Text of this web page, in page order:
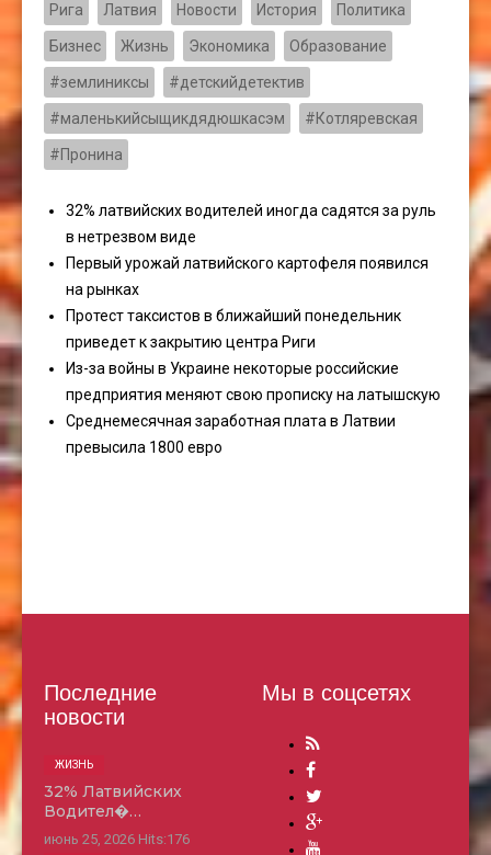
Рига Латвия Новости История Политика
Бизнес Жизнь Экономика Образование
#землиниксы #детскийдетектив
#маленькийсыщикдядюшкасэм #Котляревская
#Пронина
32% латвийских водителей иногда садятся за руль
в нетрезвом виде
Первый урожай латвийского картофеля появился
на рынках
Протест таксистов в ближайший понедельник
приведет к закрытию центра Риги
Из-за войны в Украине некоторые российские
предприятия меняют свою прописку на латышскую
Среднемесячная заработная плата в Латвии
превысила 1800 евро
Последние
новости
32% Латвийских
Водител�…
июнь 25, 2026 Hits:176
ЖИЗНЬ
Мы в соцсетях